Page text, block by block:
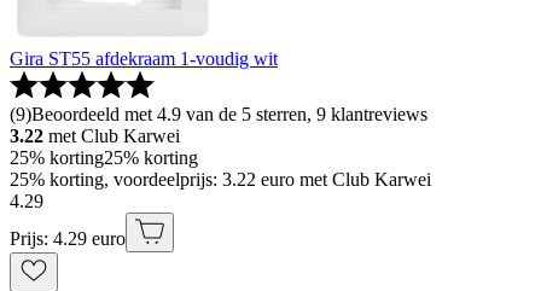
Gira ST55 afdekraam 1-voudig wit
(9)Beoordeeld met 4.9 van de 5 sterren, 9 klantreviews
3.22 met Club Karwei
25% korting25% korting
25% korting, voordeelprijs: 3.22 euro met Club Karwei
4.29
Prijs: 4.29 euro